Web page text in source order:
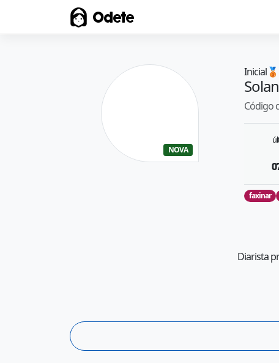
Odete
NOVA
Inicial🥉
Código
faxinar
Diarista